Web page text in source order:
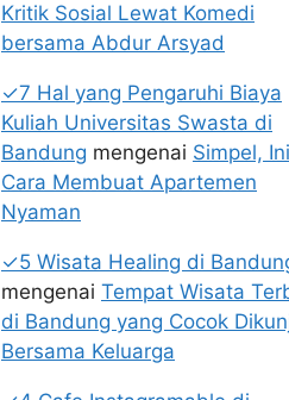
Kritik Sosial Lewat Komedi
bersama Abdur Arsyad
✓7 Hal yang Pengaruhi Biaya
Kuliah Universitas Swasta di
Bandung mengenai Simpel,
Cara Membuat Apartemen
Nyaman
✓5 Wisata Healing di
mengenai Tempat Wisata
di Bandung yang Cocok
Bersama Keluarga